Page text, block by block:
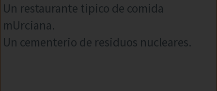
Un restaurante tipico de comida
mUrciana.
Un cementerio de residuos nucleares.